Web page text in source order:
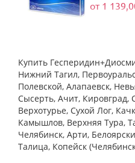
от 1
Франция
есть в 1
от 2
Венарус
обл,.рп.
есть в 1
Купить
Нижний Тагил,
Полевской, Алапаевск,
Сысерть, Ачит, Кировград,
Верхотурье, Сухой Лог,
Камышлов, Верхняя Тура,
Челябинск, Арти,
Талица, Копейск